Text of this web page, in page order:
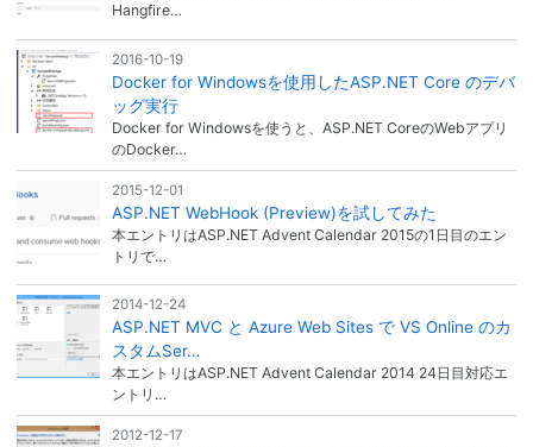
Hangfire…
2016-10-19
Docker for Windowsを使用したASP.NET Core のデバ
ッグ実行
Docker for Windowsを使うと、ASP.NET CoreのWebアプリ
のDocker…
2015-12-01
ASP.NET WebHook (Preview)を試してみた
本エントリはASP.NET Advent Calendar 2015の1日目のエン
トリで…
2014-12-24
ASP.NET MVC と Azure Web Sites で VS Online のカ
スタムSer…
本エントリはASP.NET Advent Calendar 2014 24日目対応エ
ントリ…
2012-12-17